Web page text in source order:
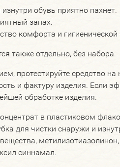
обувь приятно пахнет.
запах.
комфорта и
также отдельно, без набора.
протестируйте средство
и фактуру изделия. Если
обработке изделия.
в пластиковом
для чистки снаружи и
синнамал.